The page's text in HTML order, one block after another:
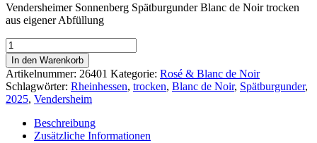
Vendersheimer Sonnenberg Spätburgunder Blanc de Noir trocken
aus eigener Abfüllung
Vendersheimer
Sonnenberg
Blanc
de
Noir
trocken
Menge
In den Warenkorb
Artikelnummer: 26401 Kategorie: Rosé & Blanc de Noir
Schlagwörter: Rheinhessen, trocken, Blanc de Noir, Spätburgunder,
2025, Vendersheim
Beschreibung
Zusätzliche Informationen